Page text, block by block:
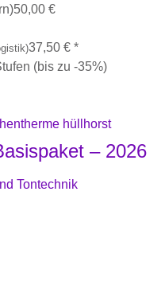
50,00 €
37,50 € *
(bis zu -35%)
– 2026
Tontechnik